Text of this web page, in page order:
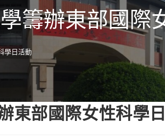
籌辦東部國際
學日活動
東部國際女性科學